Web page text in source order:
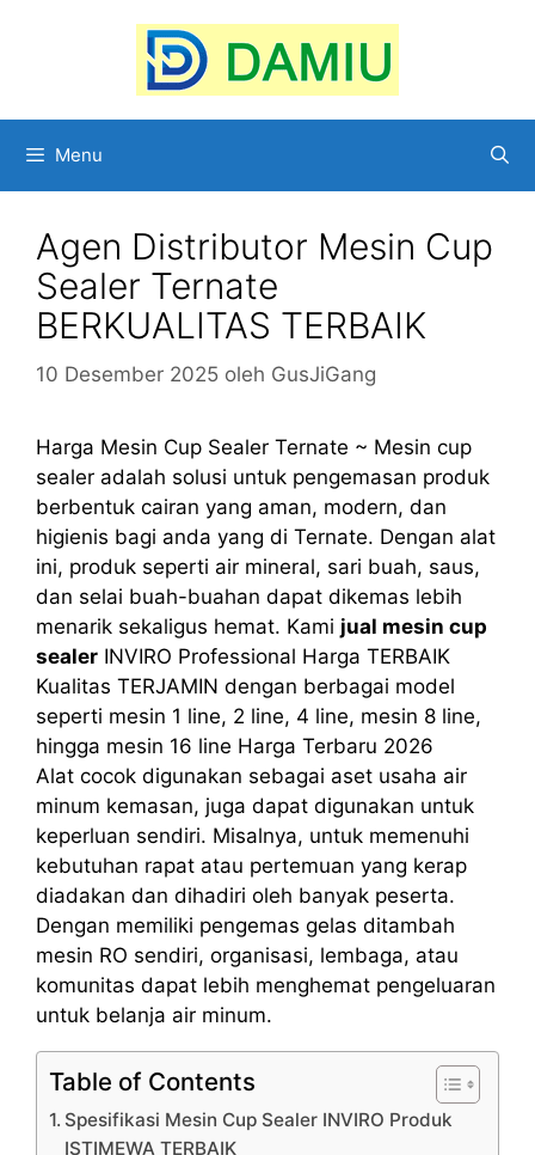
Menu
Agen Distributor Mesin Cup
Sealer Ternate
BERKUALITAS TERBAIK
10 Desember 2025 oleh GusJiGang
Harga Mesin Cup Sealer Ternate ~ Mesin cup
sealer adalah solusi untuk pengemasan produk
berbentuk cairan yang aman, modern, dan
higienis bagi anda yang di Ternate. Dengan alat
ini, produk seperti air mineral, sari buah, saus,
dan selai buah-buahan dapat dikemas lebih
menarik sekaligus hemat. Kami jual mesin cup
sealer INVIRO Professional Harga TERBAIK
Kualitas TERJAMIN dengan berbagai model
seperti mesin 1 line, 2 line, 4 line, mesin 8 line,
hingga mesin 16 line Harga Terbaru 2026
Alat cocok digunakan sebagai aset usaha air
minum kemasan, juga dapat digunakan untuk
keperluan sendiri. Misalnya, untuk memenuhi
kebutuhan rapat atau pertemuan yang kerap
diadakan dan dihadiri oleh banyak peserta.
Dengan memiliki pengemas gelas ditambah
mesin RO sendiri, organisasi, lembaga, atau
komunitas dapat lebih menghemat pengeluaran
untuk belanja air minum.
Table of Contents
Spesifikasi Mesin Cup Sealer INVIRO Produk
ISTIMEWA TERBAIK